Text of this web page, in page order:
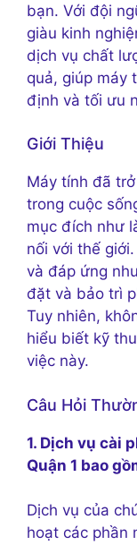
bạn. Với đội
giàu kinh
dịch vụ chất
quả, giúp máy
định và tối ưu
Giới Thiệu
Máy tính đã
trong cuộc
mục đích như
nối với thế
và đáp ứng
đặt và bảo trì
Tuy nhiên,
hiểu biết kỹ
việc này.
Câu Hỏi
1. Dịch vụ cài
Quận 1 bao
Dịch vụ của
hoạt các phần